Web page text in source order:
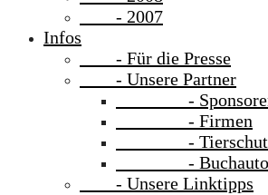
- 2007
Infos
- Für die Presse
- Unsere Partner
-
- Firmen
-
-
- Unsere Linktipps